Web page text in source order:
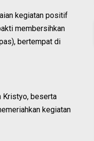
kegiatan positif
membersihkan
bertempat di
Kristyo, beserta
kegiatan